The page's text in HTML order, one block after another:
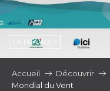
LA FRANQUI
Accueil Découvrir
Mondial du Vent